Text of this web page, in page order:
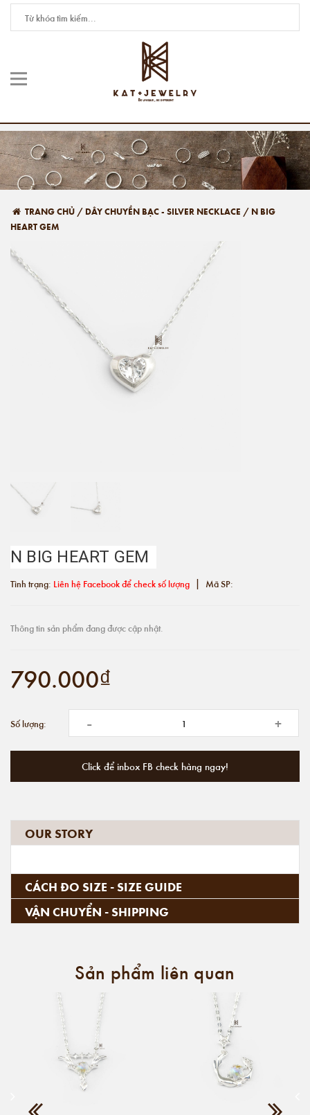
TRANG CHỦ / DÂY CHUYỀN BẠC - SILVER NECKLACE / N BIG
HEART GEM
N BIG HEART GEM
Tình trạng: Liên hệ Facebook để check số lượng | Mã SP:
Thông tin sản phẩm đang được cập nhật.
790.000₫
Số lượng: - +
Click để inbox FB check hàng ngay!
OUR STORY
CÁCH ĐO SIZE - SIZE GUIDE
VẬN CHUYỂN - SHIPPING
Sản phẩm liên quan